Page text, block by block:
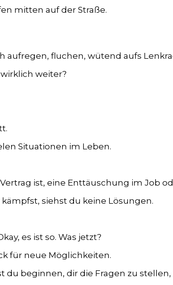
mitten auf der Straße.
aufregen, fluchen, wütend aufs
weiter?
Situationen im Leben.
ist, eine Enttäuschung im Job
siehst du keine Lösungen.
es ist so. Was jetzt?
für neue Möglichkeiten.
du beginnen, dir die Fragen zu